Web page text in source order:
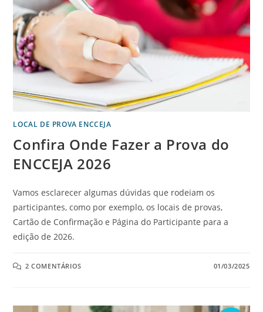
LOCAL DE PROVA ENCCEJA
Confira Onde Fazer a Prova do
ENCCEJA 2026
Vamos esclarecer algumas dúvidas que rodeiam os
participantes, como por exemplo, os locais de provas,
Cartão de Confirmação e Página do Participante para a
edição de 2026.
2 COMENTÁRIOS 01/03/2025